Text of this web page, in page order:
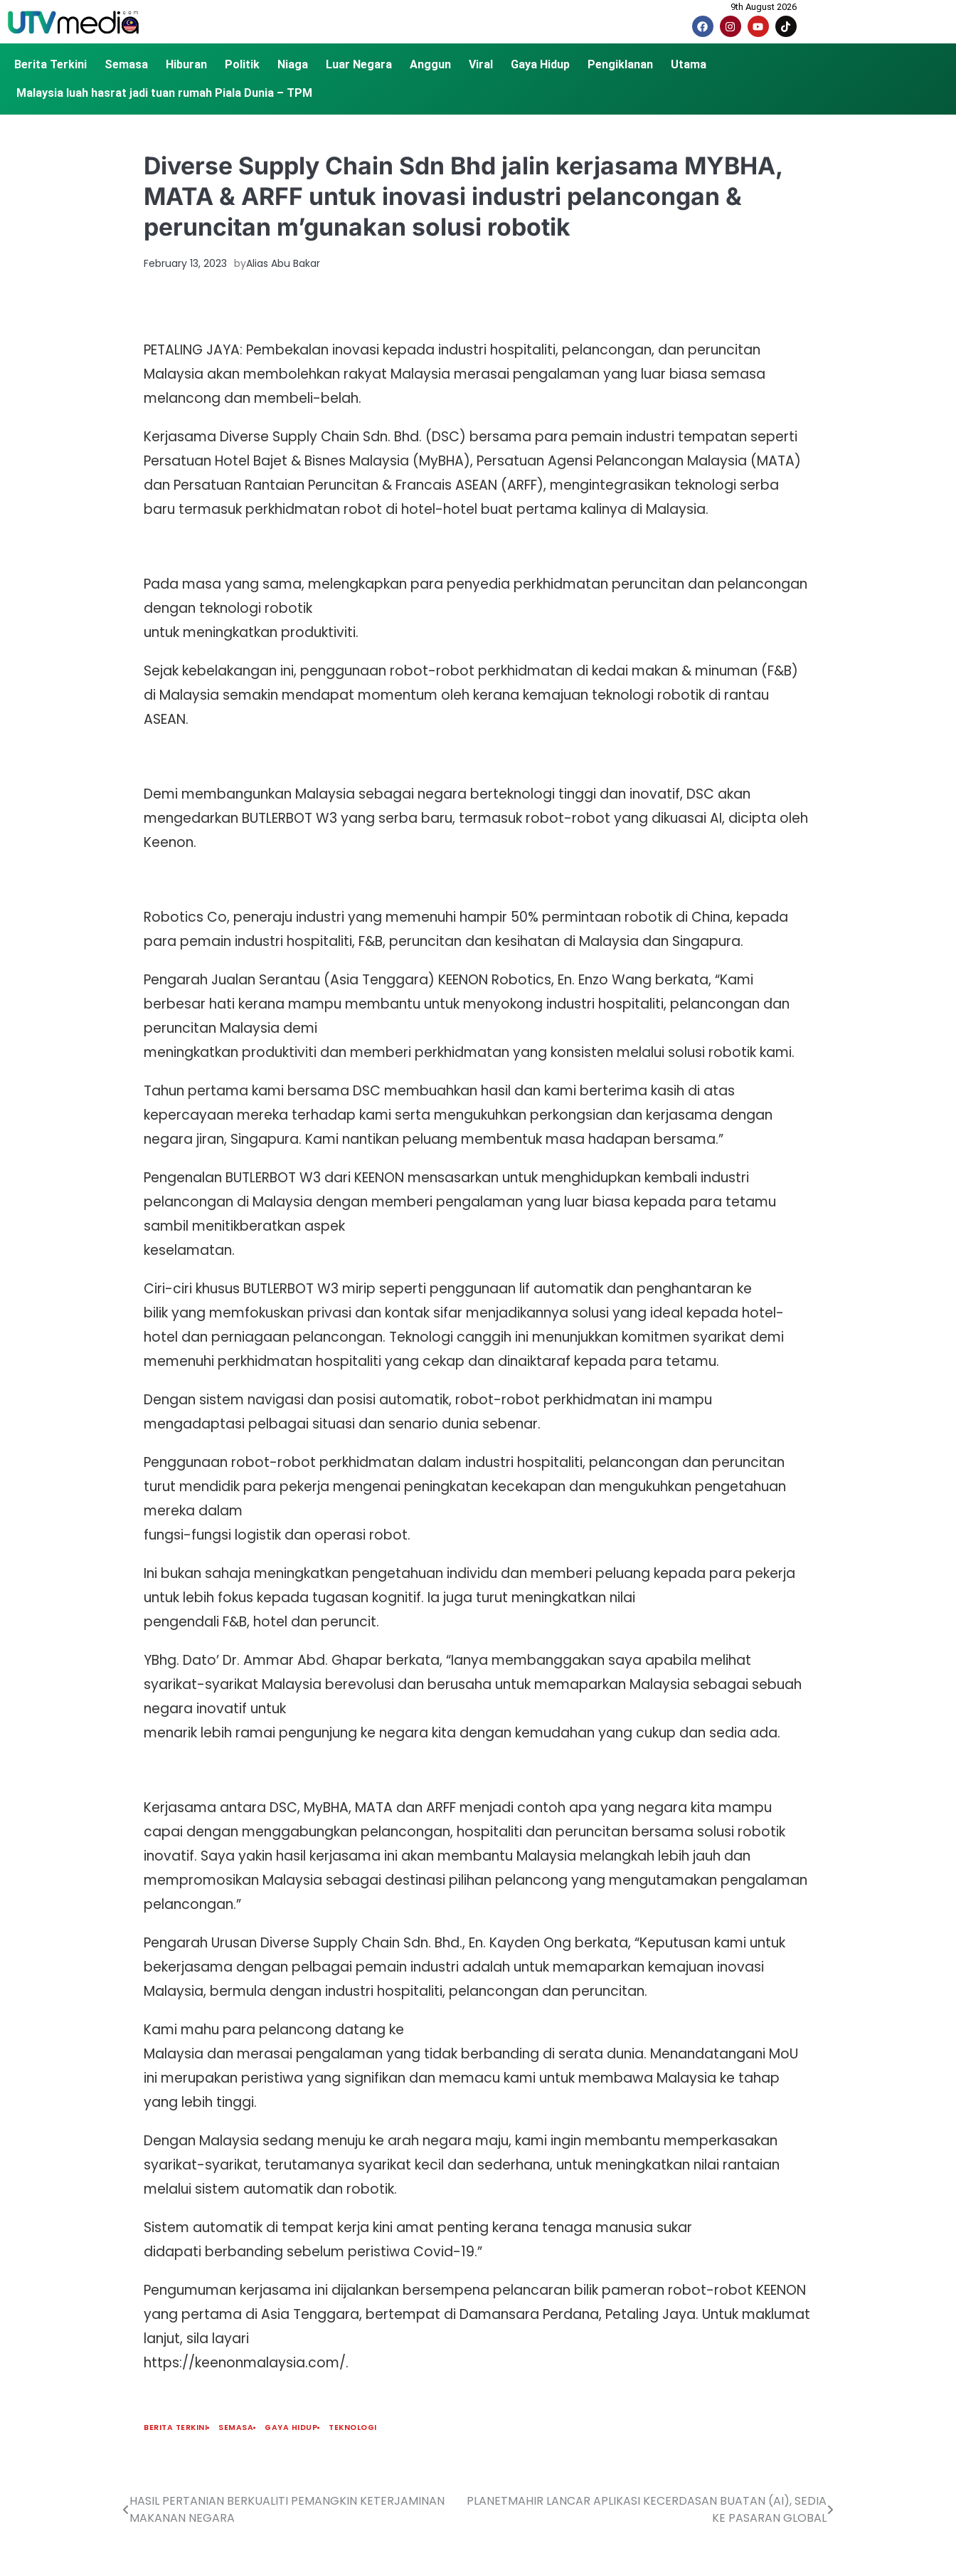
9th August 2026
Berita Terkini Semasa Hiburan Politik Niaga Luar Negara Anggun Viral Gaya Hidup Pengiklanan Utama
Malaysia luah hasrat jadi tuan rumah Piala Dunia – TPM
Diverse Supply Chain Sdn Bhd jalin kerjasama MYBHA,
MATA & ARFF untuk inovasi industri pelancongan &
peruncitan m’gunakan solusi robotik
February 13, 2023 byAlias Abu Bakar
PETALING JAYA: Pembekalan inovasi kepada industri hospitaliti, pelancongan, dan peruncitan
Malaysia akan membolehkan rakyat Malaysia merasai pengalaman yang luar biasa semasa
melancong dan membeli-belah.
Kerjasama Diverse Supply Chain Sdn. Bhd. (DSC) bersama para pemain industri tempatan seperti
Persatuan Hotel Bajet & Bisnes Malaysia (MyBHA), Persatuan Agensi Pelancongan Malaysia (MATA)
dan Persatuan Rantaian Peruncitan & Francais ASEAN (ARFF), mengintegrasikan teknologi serba
baru termasuk perkhidmatan robot di hotel-hotel buat pertama kalinya di Malaysia.
Pada masa yang sama, melengkapkan para penyedia perkhidmatan peruncitan dan pelancongan
dengan teknologi robotik
untuk meningkatkan produktiviti.
Sejak kebelakangan ini, penggunaan robot-robot perkhidmatan di kedai makan & minuman (F&B)
di Malaysia semakin mendapat momentum oleh kerana kemajuan teknologi robotik di rantau
ASEAN.
Demi membangunkan Malaysia sebagai negara berteknologi tinggi dan inovatif, DSC akan
mengedarkan BUTLERBOT W3 yang serba baru, termasuk robot-robot yang dikuasai AI, dicipta oleh
Keenon.
Robotics Co, peneraju industri yang memenuhi hampir 50% permintaan robotik di China, kepada
para pemain industri hospitaliti, F&B, peruncitan dan kesihatan di Malaysia dan Singapura.
Pengarah Jualan Serantau (Asia Tenggara) KEENON Robotics, En. Enzo Wang berkata, “Kami
berbesar hati kerana mampu membantu untuk menyokong industri hospitaliti, pelancongan dan
peruncitan Malaysia demi
meningkatkan produktiviti dan memberi perkhidmatan yang konsisten melalui solusi robotik kami.
Tahun pertama kami bersama DSC membuahkan hasil dan kami berterima kasih di atas
kepercayaan mereka terhadap kami serta mengukuhkan perkongsian dan kerjasama dengan
negara jiran, Singapura. Kami nantikan peluang membentuk masa hadapan bersama.”
Pengenalan BUTLERBOT W3 dari KEENON mensasarkan untuk menghidupkan kembali industri
pelancongan di Malaysia dengan memberi pengalaman yang luar biasa kepada para tetamu
sambil menitikberatkan aspek
keselamatan.
Ciri-ciri khusus BUTLERBOT W3 mirip seperti penggunaan lif automatik dan penghantaran ke
bilik yang memfokuskan privasi dan kontak sifar menjadikannya solusi yang ideal kepada hotel-
hotel dan perniagaan pelancongan. Teknologi canggih ini menunjukkan komitmen syarikat demi
memenuhi perkhidmatan hospitaliti yang cekap dan dinaiktaraf kepada para tetamu.
Dengan sistem navigasi dan posisi automatik, robot-robot perkhidmatan ini mampu
mengadaptasi pelbagai situasi dan senario dunia sebenar.
Penggunaan robot-robot perkhidmatan dalam industri hospitaliti, pelancongan dan peruncitan
turut mendidik para pekerja mengenai peningkatan kecekapan dan mengukuhkan pengetahuan
mereka dalam
fungsi-fungsi logistik dan operasi robot.
Ini bukan sahaja meningkatkan pengetahuan individu dan memberi peluang kepada para pekerja
untuk lebih fokus kepada tugasan kognitif. Ia juga turut meningkatkan nilai
pengendali F&B, hotel dan peruncit.
YBhg. Dato’ Dr. Ammar Abd. Ghapar berkata, “Ianya membanggakan saya apabila melihat
syarikat-syarikat Malaysia berevolusi dan berusaha untuk memaparkan Malaysia sebagai sebuah
negara inovatif untuk
menarik lebih ramai pengunjung ke negara kita dengan kemudahan yang cukup dan sedia ada.
Kerjasama antara DSC, MyBHA, MATA dan ARFF menjadi contoh apa yang negara kita mampu
capai dengan menggabungkan pelancongan, hospitaliti dan peruncitan bersama solusi robotik
inovatif. Saya yakin hasil kerjasama ini akan membantu Malaysia melangkah lebih jauh dan
mempromosikan Malaysia sebagai destinasi pilihan pelancong yang mengutamakan pengalaman
pelancongan.”
Pengarah Urusan Diverse Supply Chain Sdn. Bhd., En. Kayden Ong berkata, “Keputusan kami untuk
bekerjasama dengan pelbagai pemain industri adalah untuk memaparkan kemajuan inovasi
Malaysia, bermula dengan industri hospitaliti, pelancongan dan peruncitan.
Kami mahu para pelancong datang ke
Malaysia dan merasai pengalaman yang tidak berbanding di serata dunia. Menandatangani MoU
ini merupakan peristiwa yang signifikan dan memacu kami untuk membawa Malaysia ke tahap
yang lebih tinggi.
Dengan Malaysia sedang menuju ke arah negara maju, kami ingin membantu memperkasakan
syarikat-syarikat, terutamanya syarikat kecil dan sederhana, untuk meningkatkan nilai rantaian
melalui sistem automatik dan robotik.
Sistem automatik di tempat kerja kini amat penting kerana tenaga manusia sukar
didapati berbanding sebelum peristiwa Covid-19.”
Pengumuman kerjasama ini dijalankan bersempena pelancaran bilik pameran robot-robot KEENON
yang pertama di Asia Tenggara, bertempat di Damansara Perdana, Petaling Jaya. Untuk maklumat
lanjut, sila layari
https://keenonmalaysia.com/.
BERITA TERKINI SEMASA GAYA HIDUP TEKNOLOGI
HASIL PERTANIAN BERKUALITI PEMANGKIN KETERJAMINAN
MAKANAN NEGARA
PLANETMAHIR LANCAR APLIKASI KECERDASAN BUATAN (AI), SEDIA
KE PASARAN GLOBAL